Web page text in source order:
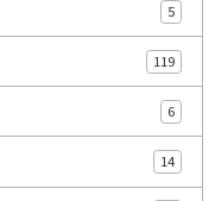
5
119
6
14